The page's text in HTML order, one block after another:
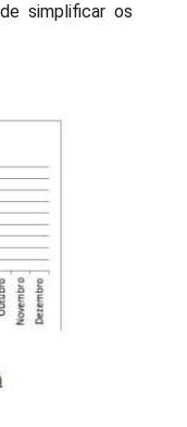
simplificar os